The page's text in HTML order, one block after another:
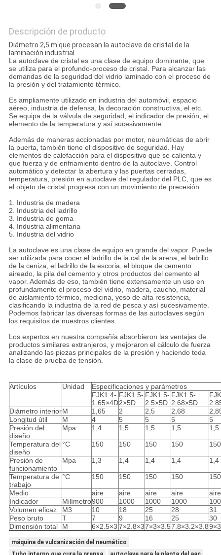
MAPA
DEL
SITIO
POLÍTICA
DE
PRIVACIDAD
Descripción de producto
Diámetro 2,5 m que procesan la autoclave de cristal de la
laminación industrial
La autoclave de cristal es una clase de equipo dominante, que
se utiliza para el profundo-proceso de cristal. Para alcanzar las
demandas de la seguridad del vidrio laminado con el proceso de
la presión y del tratamiento térmico.
Es ampliamente utilizado en industria del automóvil, espacio
aéreo, industria de defensa, la decoración constructiva, el etc.
Se equipa de la válvula de seguridad, el indicador de presión, el
elemento de la temperatura y así sucesivamente.
Además de maneras accionadas por motor, neumáticas de abrir
la puerta, también tiene el dispositivo de seguridad. Hay
elementos de calefacción para el dispositivo que se calienta y
que fuerza y de enfriamiento dentro de la autoclave. Control
automático y detectar la abertura y las puertas cerradas,
temperatura, presión en autoclave del regulador del PLC, que es
el objeto de cristal progresa con un movimiento de precesión.
1. Industria de madera
2. Industria del ladrillo
3. Industria de goma
4. Industria alimentaria
5. Industria del vidrio
La autoclave es una clase de equipo en grande del vapor. Puede
ser utilizada para cocer el ladrillo de la cal de la arena, el ladrillo
de la ceniza, el ladrillo de la escoria, el bloque de cemento
aireado, la pila del cemento y otros productos del cemento al
vapor. Además de eso, también tiene extensamente un uso en
profundamente el proceso del vidrio, madera, caucho, material
de aislamiento térmico, medicina, yeso de alta resistencia,
clasificando la industria de la red de pesca y así sucesivamente.
Podemos fabricar las diversas formas de las autoclaves según
los requisitos de nuestros clientes.
Los expertos en nuestra compañía absorbieron las ventajas de
productos similares extranjeros, y mejoraron el cálculo de fuerza
analizando las piezas principales de la presión y haciendo toda
la clase de prueba de tensión.
Artículos Unidad
Especificaciones y parámetros
FJK1.4-
1.65×4D
FJK1.5-
2×5D
FJK1.5-
2.5×5D
FJK1.5-
2.68×5D
Diámetro interiorM 1,65 2 2,5 2,68
Longitud útil
M 4 5 5 5
5
Presión del
diseño
Mpa 1,4 1,5 1,5 1,5 1,5
Temperatura del
diseño
°C 150 150 150 150 150
Presión de
funcionamiento
Mpa 1,3 1,4 1,4 1,4 1,4
Temperatura de
trabajo
°C 150 150 150 150 150
Medio aire aire aire aire
aire
Indicador
Milímetro900 1000 1000 1000
Volumen eficaz
M3 10 18 25 28
31
Peso bruto
T 7 9 16 25
30
Dimensión total
M 6×2.5×3 7×2.8×37×3×3.57.8×3.2×3.8
máquina de vulcanización del neumático